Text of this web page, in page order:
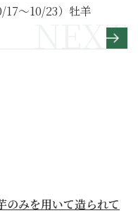
17～10/23）牡羊
のみを用いて造られて